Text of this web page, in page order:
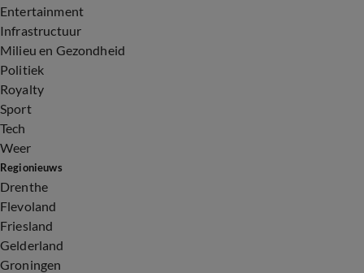
Entertainment
Infrastructuur
Milieu en Gezondheid
Politiek
Royalty
Sport
Tech
Weer
Regionieuws
Drenthe
Flevoland
Friesland
Gelderland
Groningen